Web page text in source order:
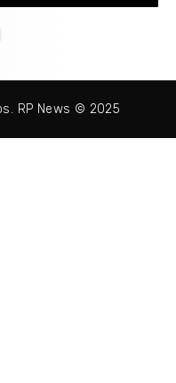
RP News © 2025